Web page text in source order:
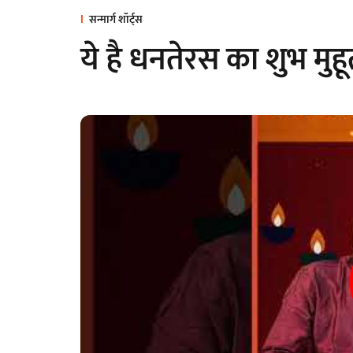
सन्मार्ग शॉर्ट्स
ये है धनतेरस का शुभ